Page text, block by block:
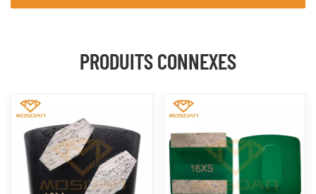
PRODUITS CONNEXES